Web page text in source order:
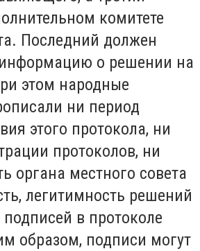
комитете
Последний должен
о решении на
этом народные
ни период
этого протокола, ни
протоколов, ни
органа местного совета
легитимность решений
в протоколе
образом, подписи могут